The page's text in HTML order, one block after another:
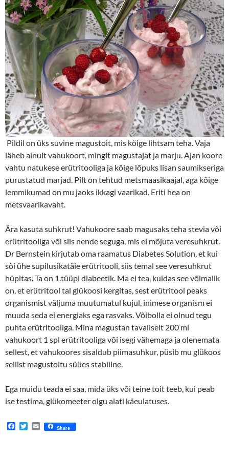
Pildil on üks suvine magustoit, mis kõige lihtsam teha. Vaja
läheb ainult vahukoort, mingit magustajat ja marju. Ajan koore
vahtu natukese erütritooliga ja kõige lõpuks lisan saumikseriga
purustatud marjad. Pilt on tehtud metsmaasikaajal, aga kõige
lemmikumad on mu jaoks ikkagi vaarikad. Eriti hea on
metsvaarikavaht.
Ära kasuta suhkrut! Vahukoore saab magusaks teha stevia või
erütritooliga või siis nende seguga, mis ei mõjuta veresuhkrut.
Dr Bernstein kirjutab oma raamatus Diabetes Solution, et kui
sõi ühe supilusikatäie erütritooli, siis temal see veresuhkrut
hüpitas. Ta on 1.tüüpi diabeetik. Ma ei tea, kuidas see võimalik
on, et erütritool tal glükoosi kergitas, sest erütritool peaks
organismist väljuma muutumatul kujul, inimese organism ei
muuda seda ei energiaks ega rasvaks. Võibolla ei olnud tegu
puhta erütritooliga. Mina magustan tavaliselt 200 ml
vahukoort 1 spl erütritooliga või isegi vähemaga ja olenemata
sellest, et vahukoores sisaldub piimasuhkur, püsib mu glükoos
sellist magustoitu süües stabiilne.
Ega muidu teada ei saa, mida üks või teine toit teeb, kui peab
ise testima, glükomeeter olgu alati käeulatuses.
F
T
E
m
Share